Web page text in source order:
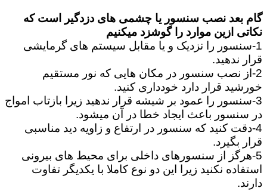
گام بعد نصب سنسور یا چشمی های دزدگیر است که
نکاتی ازین موارد را گوشزد میکنیم
1-سنسور را نزدیک و یا مقابل سیستم های گرمایشی
قرار ندهید.
2-از نصب سنسور در مکان هایی که نور مستقیم
خورشید قرار دارد خودداری کنید.
3-سنسور را عمود بر شیشه قرار ندهید زیرا بازتاب امواج
در سنسور باعث ایجاد خطا در آن میشود.
4-دقت کنید که سنسور در ارتفاع و زاویه دید مناسبی
قرار بگیرد.
5-هرگز از سنسورهای داخلی برای محیط های بیرونی
استفاده نکنید زیرا این دو نوع کاملا با یکدیگر تفاوت
دارند.